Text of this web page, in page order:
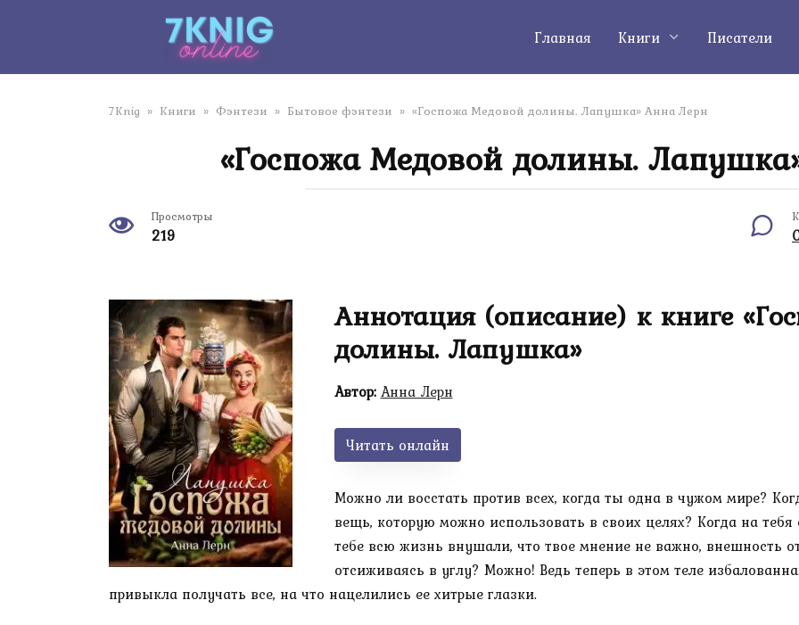
Главная Книги Писатели
7Knig » Книги » Фэнтези » Бытовое фэнтези » «Госпожа Медовой долины. Лапушка» Анна Лерн
«Госпожа Медовой долины.
Просмотры
219
Аннотация (описание) к книге
долины. Лапушка»
Автор: Анна Лерн
Читать онлайн
Можно ли восстать против всех, когда ты одна в чужом мире?
вещь, которую можно использовать в своих целях? Когда на
тебе всю жизнь внушали, что твое мнение не важно, внешность
отсиживаясь в углу? Можно! Ведь теперь в этом теле
привыкла получать все, на что нацелились ее хитрые глазки.